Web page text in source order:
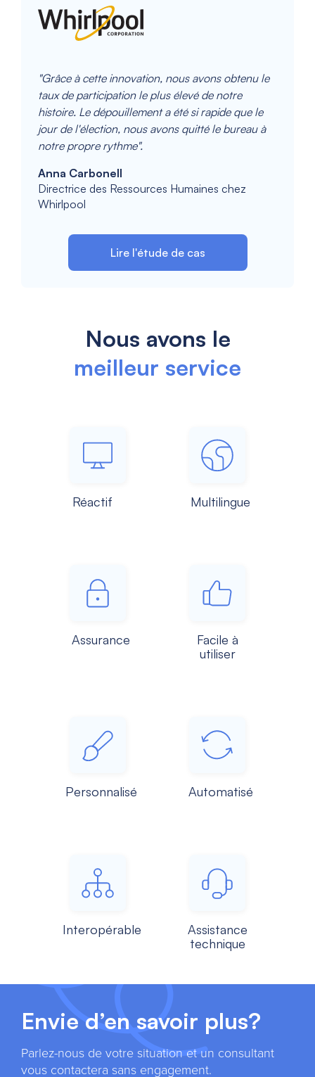
"Grâce à cette innovation, nous avons obtenu le
taux de participation le plus élevé de notre
histoire. Le dépouillement a été si rapide que le
jour de l'élection, nous avons quitté le bureau à
notre propre rythme".
Anna Carbonell
Directrice des Ressources Humaines chez
Whirlpool
Lire l'étude de cas
Nous avons le
meilleur service
Réactif Multilingue
Assurance
Facile à
utiliser
Personnalisé Automatisé
Interopérable
Assistance
technique
Envie d’en savoir plus?
Parlez-nous de votre situation et un consultant
vous contactera sans engagement.